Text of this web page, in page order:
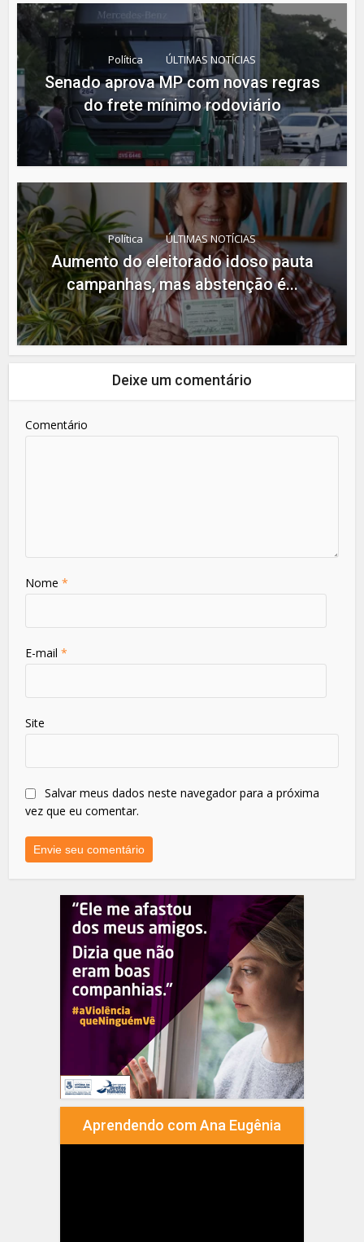
Política ÚLTIMAS NOTÍCIAS
Senado aprova MP com novas regras
do frete mínimo rodoviário
Política ÚLTIMAS NOTÍCIAS
Aumento do eleitorado idoso pauta
campanhas, mas abstenção é...
Deixe um comentário
Comentário
Nome*
E-mail*
Site
Salvar meus dados neste navegador para a próxima
vez que eu comentar.
Aprendendo com Ana Eugênia